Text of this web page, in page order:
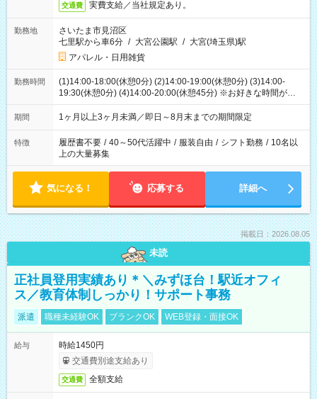
交通費 実費支給／当社規定あり。
勤務地
さいたま市見沼区
七里駅から車6分 / 大宮公園駅 / 大宮(埼玉県)駅
アパレル・日用雑貨
勤務時間
(1)14:00-18:00(休憩0分) (2)14:00-19:00(休憩0分) (3)14:00-
19:30(休憩0分) (4)14:00-20:00(休憩45分) ※お好きな時間が選べ
ます
期間 1ヶ月以上3ヶ月未満／即日～8月末までの期間限定
特徴 履歴書不要 / 40～50代活躍中 / 服装自由 / シフト勤務 / 10名以
上の大量募集
気になる！ 応募する 詳細へ
掲載日：2026.08.05
未読
正社員登用実績あり＊＼みずほ台！駅近オフィ
ス／教育体制しっかり！サポート事務
派遣 職種未経験OK ブランクOK WEB登録・面接OK
給与
時給1450円
交通費別途支給あり
交通費 全額支給